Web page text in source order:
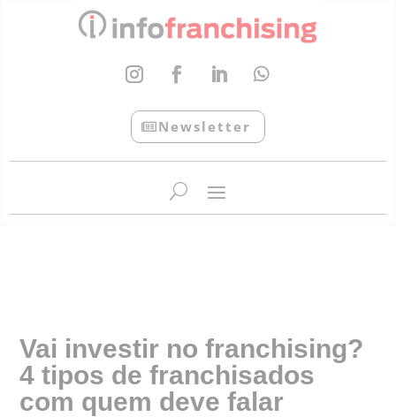
Newsletter
Vai investir no franchising?
4 tipos de franchisados
com quem deve falar